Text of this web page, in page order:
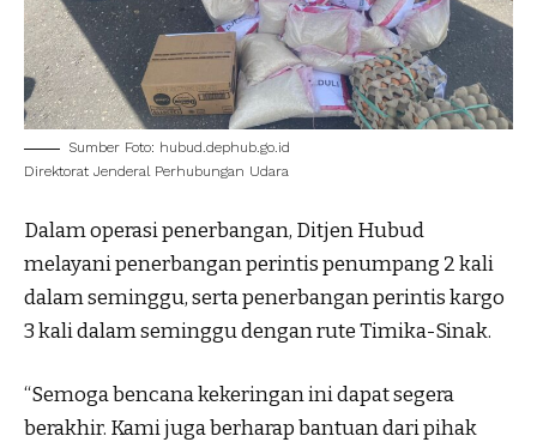
Sumber Foto: hubud.dephub.go.id
Direktorat Jenderal Perhubungan Udara
Dalam operasi penerbangan, Ditjen Hubud
melayani penerbangan perintis penumpang 2 kali
dalam seminggu, serta penerbangan perintis kargo
3 kali dalam seminggu dengan rute Timika-Sinak.
“Semoga bencana kekeringan ini dapat segera
berakhir. Kami juga berharap bantuan dari pihak